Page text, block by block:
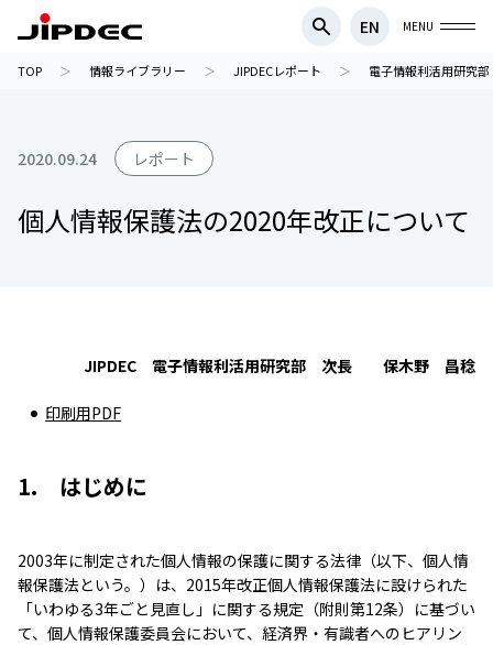
EN MENU
TOP 情報ライブラリー JIPDECレポート 電子情報利活用研究
2020.09.24 レポート
個人情報保護法の2020年改正について
JIPDEC 電子情報利活用研究部 次長 保木野 昌稔
印刷用PDF
1. はじめに
2003年に制定された個人情報の保護に関する法律（以下、個人情
報保護法という。）は、2015年改正個人情報保護法に設けられた
「いわゆる3年ごと見直し」に関する規定（附則第12条）に基づい
て、個人情報保護委員会において、経済界・有識者へのヒアリン